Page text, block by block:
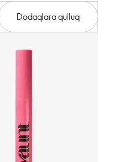
Dodaqlara qulluq